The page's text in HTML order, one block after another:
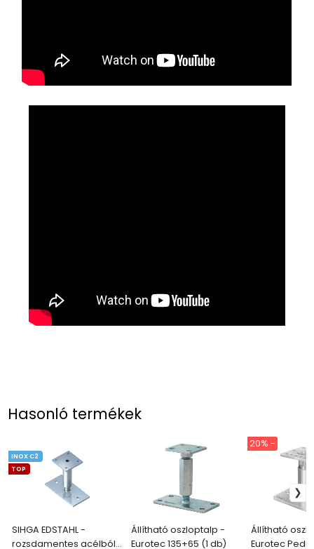
Hasonló termékek
SIHGA EDSTAHL -
rozsdamentes acélból
INOX C2
TOP
Állítható oszloptalp -
Eurotec 135+65 (1 db)
Állítható
Eurotec PediX
20% -